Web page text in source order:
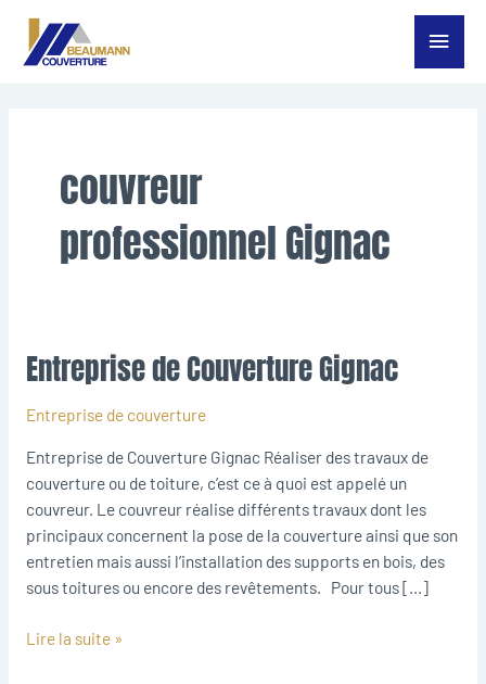
Aller
Menu
couvreur
professionnel Gignac
Entreprise de Couverture Gignac
Entreprise de couverture
Entreprise de Couverture Gignac Réaliser des travaux de
couverture ou de toiture, c’est ce à quoi est appelé un
couvreur. Le couvreur réalise différents travaux dont les
principaux concernent la pose de la couverture ainsi que son
entretien mais aussi l’installation des supports en bois, des
sous toitures ou encore des revêtements. Pour tous […]
Entreprise
de
Couverture
Lire la suite »